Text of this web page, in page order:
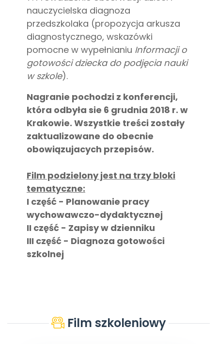
nauczycielska diagnoza
przedszkolaka (propozycja arkusza
diagnostycznego, wskazówki
pomocne w wypełnianiu Informacji o
gotowości dziecka do podjęcia nauki
w szkole).
Nagranie pochodzi z konferencji,
która odbyła sie 6 grudnia 2018 r. w
Krakowie. Wszystkie treści zostały
zaktualizowane do obecnie
obowiązujacych przepisów.
Film podzielony jest na trzy bloki
tematyczne:
I część - Planowanie pracy
wychowawczo-dydaktycznej
II część - Zapisy w dzienniku
III część - Diagnoza gotowości
szkolnej
Film szkoleniowy